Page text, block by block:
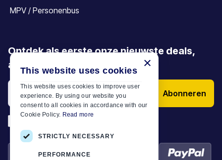
MPV / Personenbus
Ontdek als eerste onze nieuwste deals,
aanbiedingen en artikelen
Abonneren
×
This website uses cookies
This website uses cookies to improve user
experience. By using our website you
consent to all cookies in accordance with our
Cookie Policy. Read more
STRICTLY NECESSARY
PERFORMANCE